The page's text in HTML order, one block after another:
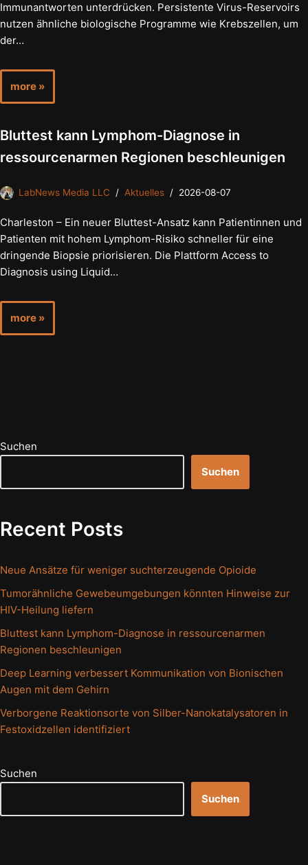
Immunantworten unterdrücken. Persistente Virus-Reservoirs
nutzen ähnliche biologische Programme wie Krebszellen, um
der…
more »
Bluttest kann Lymphom-Diagnose in
ressourcenarmen Regionen beschleunigen
LabNews Media LLC Aktuelles 2026-08-07
Charleston – Ein neuer Bluttest-Ansatz kann Patientinnen und
Patienten mit hohem Lymphom-Risiko schneller für eine
dringende Biopsie priorisieren. Die Plattform Access to
Diagnosis using Liquid…
more »
Suchen
Suchen
Recent Posts
Neue Ansätze für weniger suchterzeugende Opioide
Tumorähnliche Gewebeumgebungen könnten Hinweise zur
HIV-Heilung liefern
Bluttest kann Lymphom-Diagnose in ressourcenarmen
Regionen beschleunigen
Deep Learning verbessert Kommunikation von Bionischen
Augen mit dem Gehirn
Verborgene Reaktionsorte von Silber-Nanokatalysatoren in
Festoxidzellen identifiziert
Suchen
Suchen